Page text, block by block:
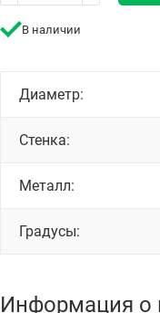
В наличии
Диаметр:
Стенка:
Металл:
Градусы:
Информация о